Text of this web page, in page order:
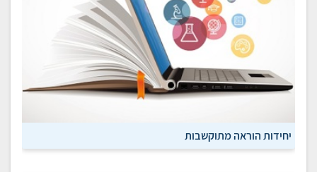
יחידות הוראה מתוקשבות